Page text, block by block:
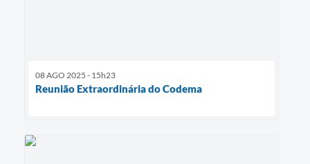
08 AGO 2025 - 15h23
Reunião Extraordinária do Codema